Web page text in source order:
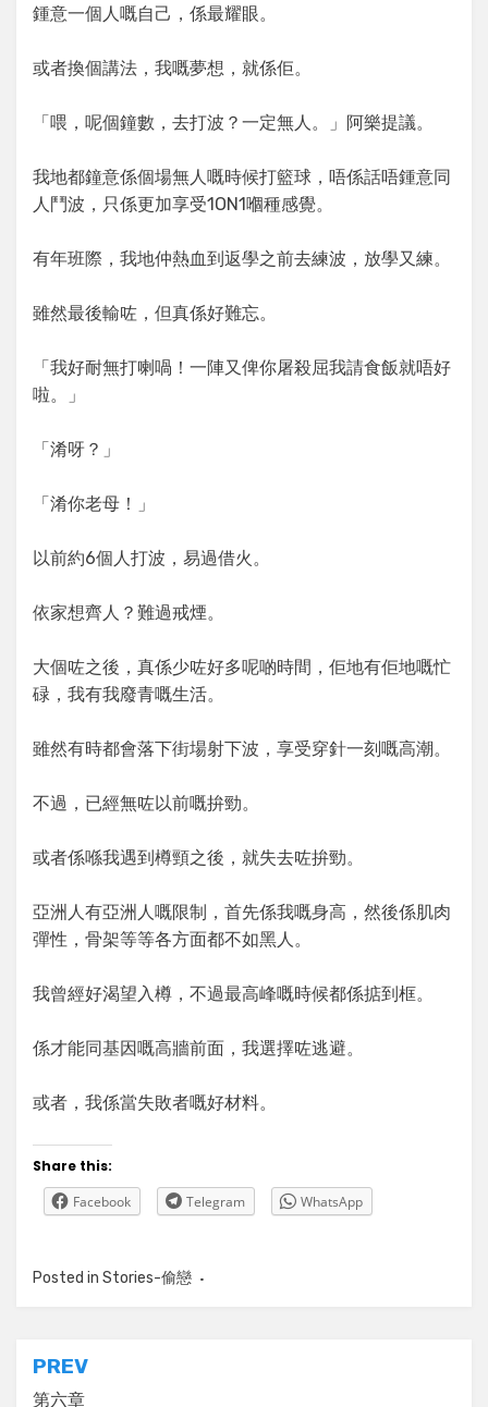
鍾意一個人嘅自己，係最耀眼。
或者換個講法，我嘅夢想，就係佢。
「喂，呢個鐘數，去打波？一定無人。」阿樂提議。
我地都鐘意係個場無人嘅時候打籃球，唔係話唔鍾意同
人鬥波，只係更加享受1ON1嗰種感覺。
有年班際，我地仲熱血到返學之前去練波，放學又練。
雖然最後輸咗，但真係好難忘。
「我好耐無打喇喎！一陣又俾你屠殺屈我請食飯就唔好
啦。」
「淆呀？」
「淆你老母！」
以前約6個人打波，易過借火。
依家想齊人？難過戒煙。
大個咗之後，真係少咗好多呢啲時間，佢地有佢地嘅忙
碌，我有我廢青嘅生活。
雖然有時都會落下街場射下波，享受穿針一刻嘅高潮。
不過，已經無咗以前嘅拚勁。
或者係喺我遇到樽頸之後，就失去咗拚勁。
亞洲人有亞洲人嘅限制，首先係我嘅身高，然後係肌肉
彈性，骨架等等各方面都不如黑人。
我曾經好渴望入樽，不過最高峰嘅時候都係掂到框。
係才能同基因嘅高牆前面，我選擇咗逃避。
或者，我係當失敗者嘅好材料。
Share this:
Facebook
Telegram WhatsApp
Posted in Stories-偷戀
Post
PREV
第六章